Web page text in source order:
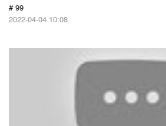
# 99
2022-04-04 10:08